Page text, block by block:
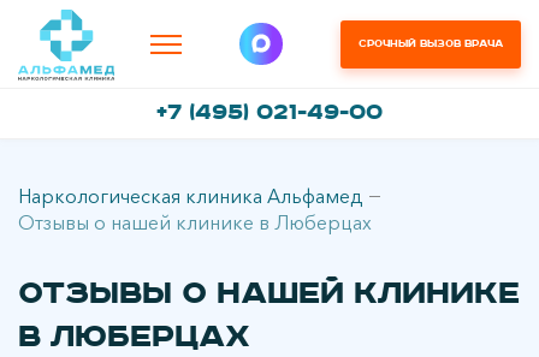
Срочный вызов врача
+7 (495) 021-49-00
Наркологическая клиника Альфамед
Отзывы о нашей клинике в Люберцах
Отзывы о нашей клинике
в Люберцах